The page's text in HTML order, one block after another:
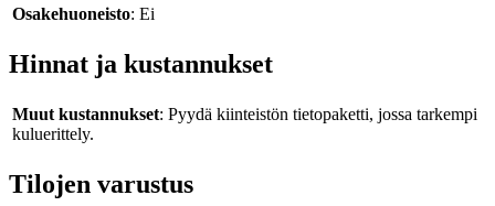
Osakehuoneisto: Ei
Hinnat ja kustannukset
Muut kustannukset: Pyydä kiinteistön tietopaketti, jossa tarkempi
kuluerittely.
Tilojen varustus